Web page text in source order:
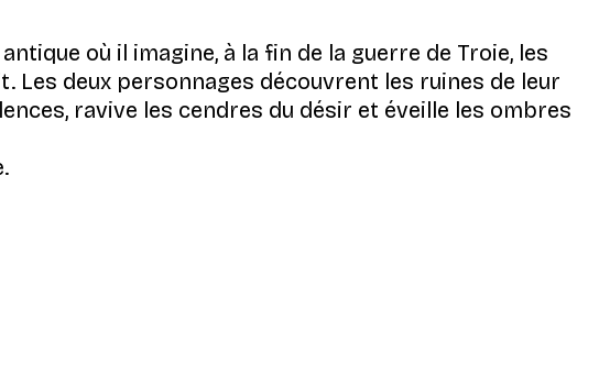
où il imagine, à la fin de la guerre de Troie, les
Les deux personnages découvrent les ruines de leur
ravive les cendres du désir et éveille les ombres